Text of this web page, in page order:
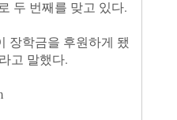
두 번째를 맞고 있다.
장학금을 후원하게 됐
고 말했다.